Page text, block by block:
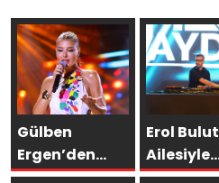
Gülben
Ergen’den
Kıbrıs’ta
Erol Bulut
Ailesiyle
Başka